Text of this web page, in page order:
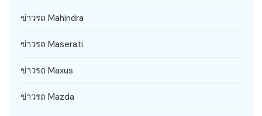
ข่าวรถ Mahindra
ข่าวรถ Maserati
ข่าวรถ Maxus
ข่าวรถ Mazda